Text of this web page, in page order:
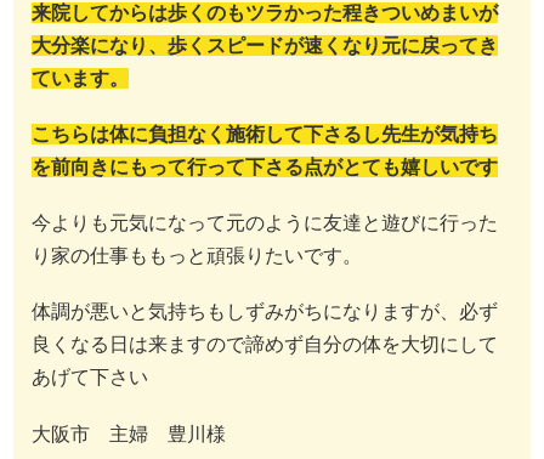
来院してからは歩くのもツラかった程きついめまいが
大分楽になり、歩くスピードが速くなり元に戻ってき
ています。
こちらは体に負担なく施術して下さるし先生が気持ち
を前向きにもって行って下さる点がとても嬉しいです
今よりも元気になって元のように友達と遊びに行った
り家の仕事ももっと頑張りたいです。
体調が悪いと気持ちもしずみがちになりますが、必ず
良くなる日は来ますので諦めず自分の体を大切にして
あげて下さい
大阪市 主婦 豊川様